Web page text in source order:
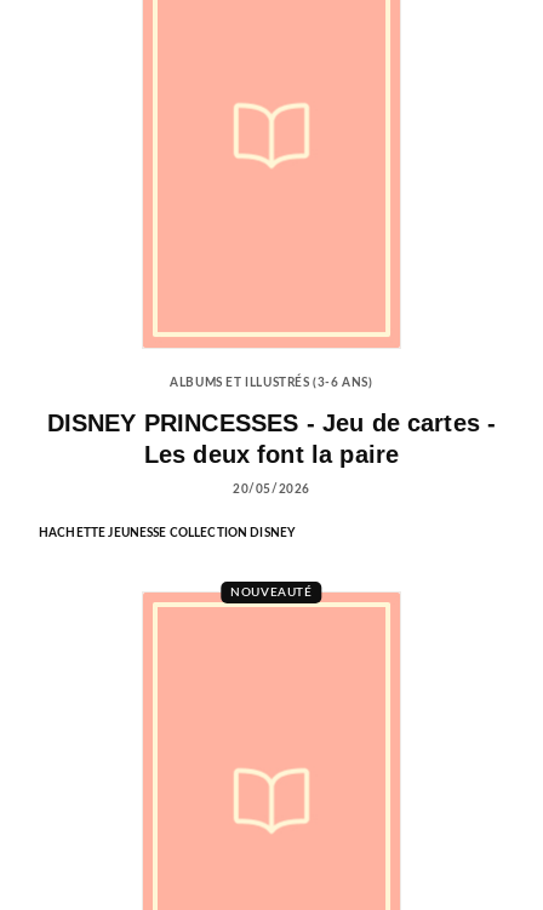
ALBUMS ET ILLUSTRÉS (3-6 ANS)
DISNEY PRINCESSES - Jeu de cartes -
Les deux font la paire
20/05/2026
HACHETTE JEUNESSE COLLECTION DISNEY
NOUVEAUTÉ